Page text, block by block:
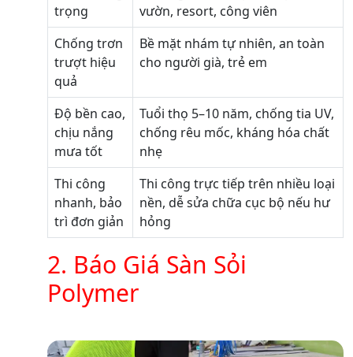
trọng
vườn, resort, công viên
Chống trơn
trượt hiệu
quả
Bề mặt nhám tự nhiên, an toàn
cho người già, trẻ em
Độ bền cao,
chịu nắng
mưa tốt
Tuổi thọ 5–10 năm, chống tia UV,
chống rêu mốc, kháng hóa chất
nhẹ
Thi công
nhanh, bảo
trì đơn giản
Thi công trực tiếp trên nhiều loại
nền, dễ sửa chữa cục bộ nếu hư
hỏng
2. Báo Giá Sàn Sỏi
Polymer